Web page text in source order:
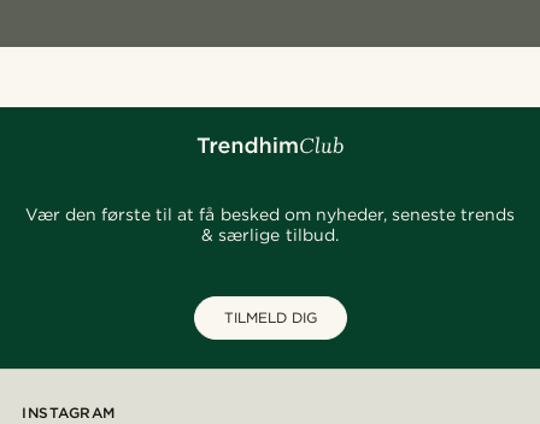
Vær den første til at få besked om nyheder, seneste trends
& særlige tilbud.
TILMELD DIG
INSTAGRAM